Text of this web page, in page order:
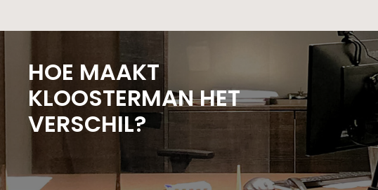
HOE MAAKT
KLOOSTERMAN HET
VERSCHIL?